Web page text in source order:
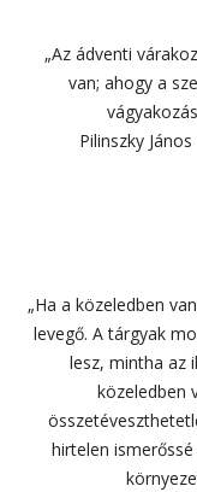
„Az ádventi
van; ahogy a
Pilinszky
„Ha a közeledben
levegő. A tárgyak
lesz, mintha az
közeledben
hirtelen